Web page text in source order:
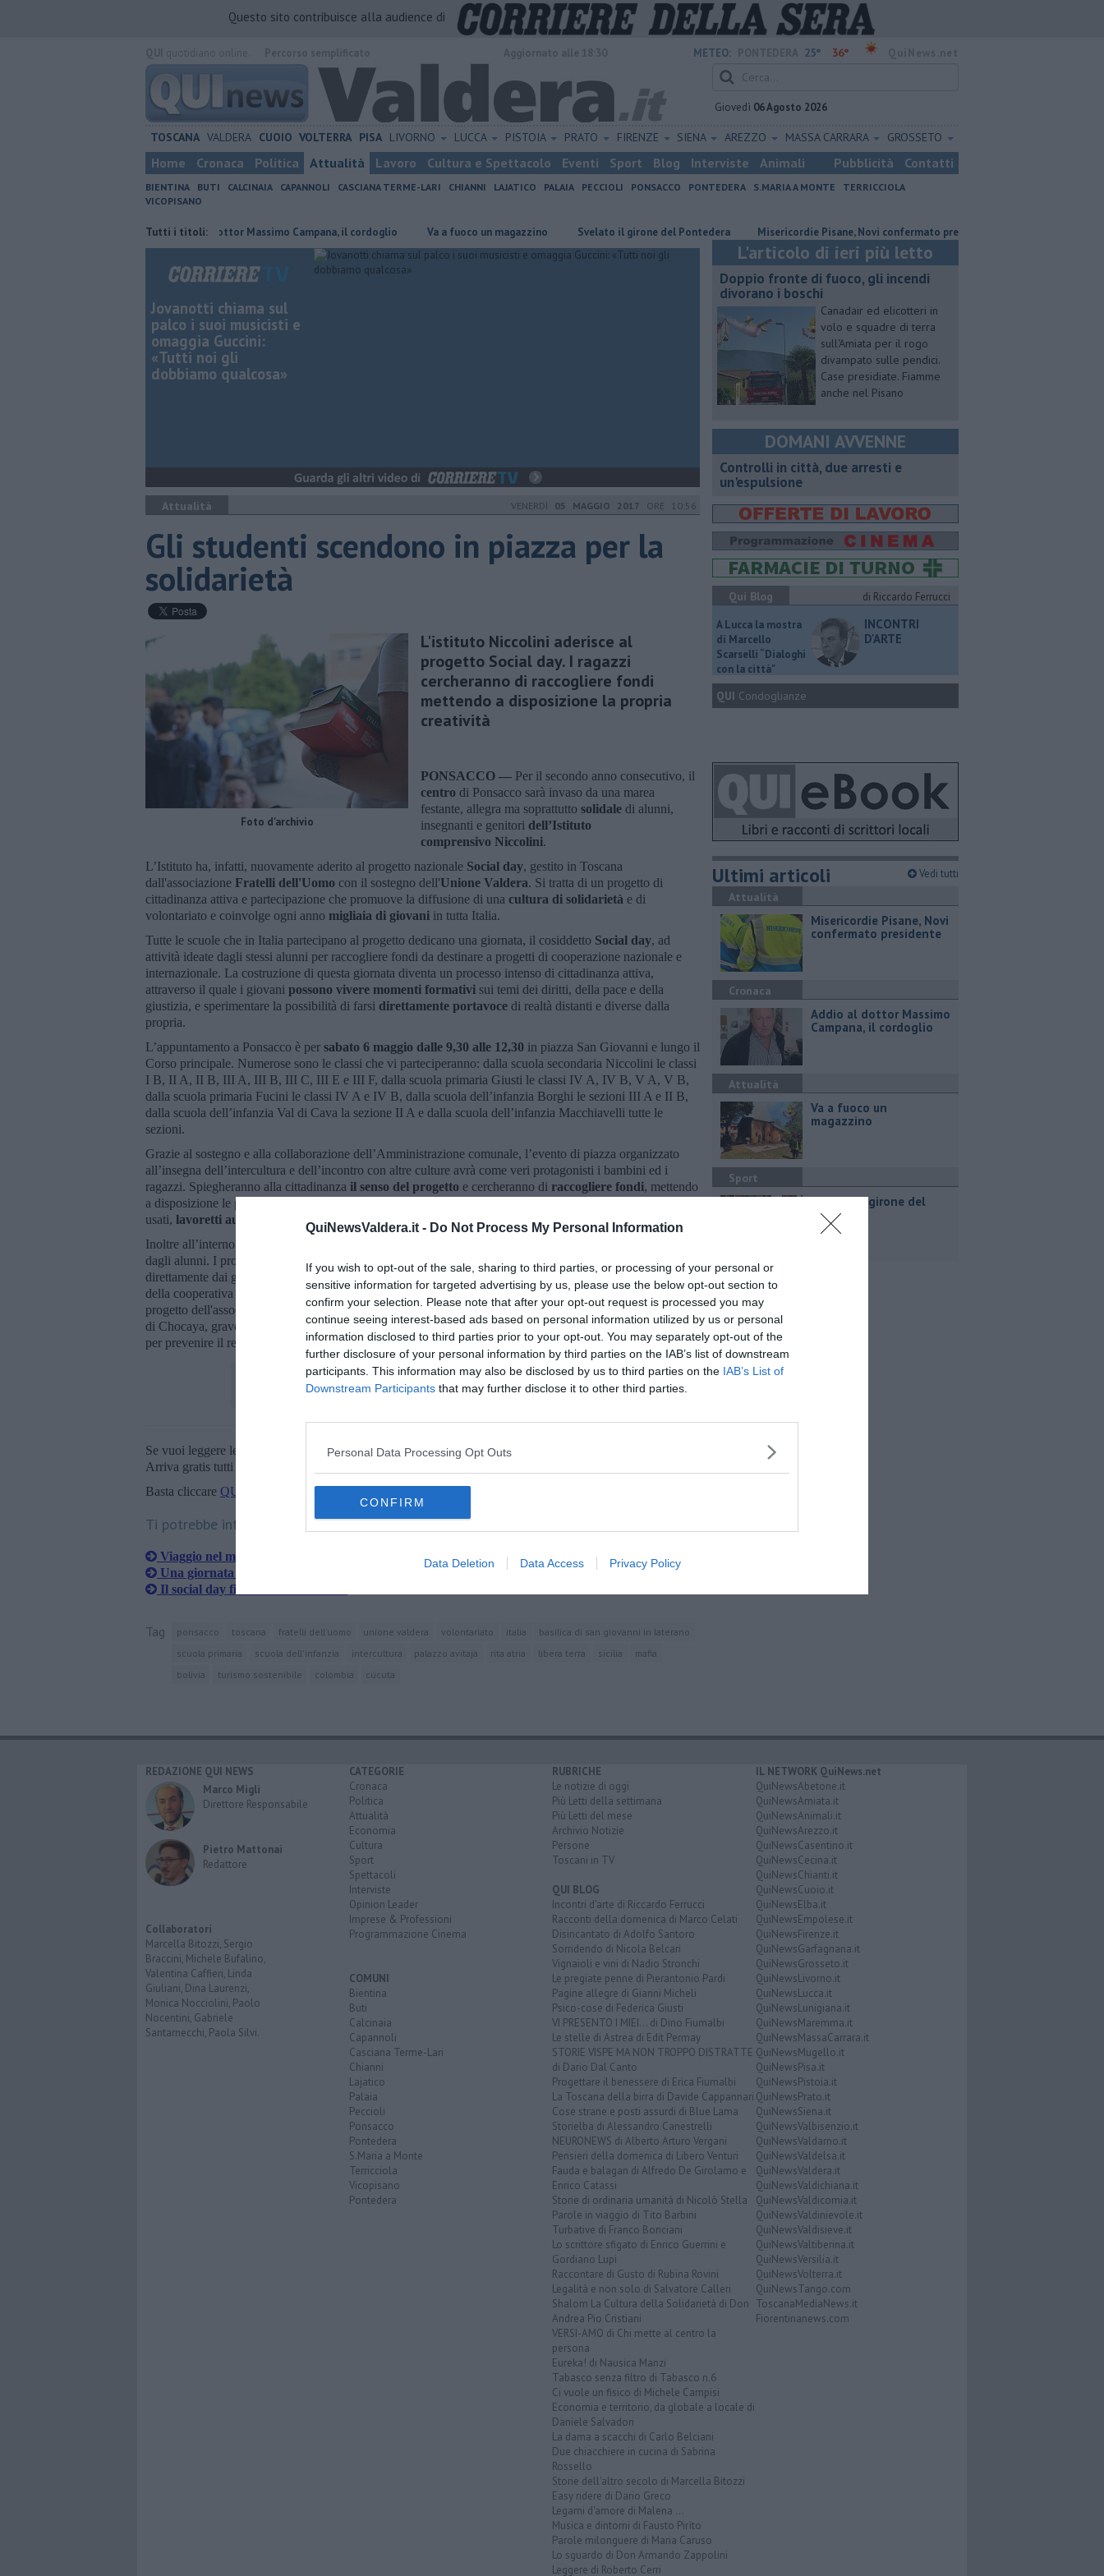
QuiNewsValdera.it - Do Not Process My Personal Information
If you wish to opt-out of the sale, sharing to third parties, or processing of your personal or
sensitive information for targeted advertising by us, please use the below opt-out section to
confirm your selection. Please note that after your opt-out request is processed you may
continue seeing interest-based ads based on personal information utilized by us or personal
information disclosed to third parties prior to your opt-out. You may separately opt-out of the
further disclosure of your personal information by third parties on the IAB’s list of downstream
participants. This information may also be disclosed by us to third parties on the IAB’s List of
Downstream Participants that may further disclose it to other third parties.
Personal Data Processing Opt Outs
CONFIRM
Data Deletion Data Access Privacy Policy
Questo sito contribuisce alla audience di
METEO: 25° 36°
Giovedì 06 Agosto 2026
TOSCANA VALDERA CUOIO VOLTERRA PISA LIVORNO LUCCA PISTOIA PRATO FIRENZE SIENA AREZZO MASSA CARRARA GROSSETO
Home Cronaca Politica Attualità Lavoro Cultura e Spettacolo Eventi Sport Blog Interviste Animali Pubblicità Contatti
BIENTINA BUTI CALCINAIA CAPANNOLI CASCIANA TERME-LARI CHIANNI LAJATICO PALAIA PECCIOLI PONSACCO PONTEDERA S.MARIA A MONTE
TERRICCIOLA
VICOPISANO
Tutti i titoli:
Addio al dottor Massimo Campana, il cordoglio Va a fuoco un magazzino Svelato il girone del Pontedera Misericordie Pisane, Novi confermato presidente
Jovanotti chiama sul
palco i suoi musicisti e
omaggia Guccini:
«Tutti noi gli
dobbiamo qualcosa»
Attualità VENERDÌ 05 MAGGIO 2017 ORE 10:56
Gli studenti scendono in piazza per la
solidarietà
Foto d'archivio
L'istituto Niccolini aderisce al
progetto Social day. I ragazzi
cercheranno di raccogliere fondi
mettendo a disposizione la propria
creatività
PONSACCO — Per il secondo anno consecutivo, il
centro di Ponsacco sarà invaso da una marea
festante, allegra ma soprattutto solidale di alunni,
insegnanti e genitori dell’Istituto
comprensivo Niccolini.
L’Istituto ha, infatti, nuovamente aderito al progetto nazionale Social day, gestito in Toscana
dall'associazione Fratelli dell'Uomo con il sostegno dell'Unione Valdera. Si tratta di un progetto di
cittadinanza attiva e partecipazione che promuove la diffusione di una cultura di solidarietà e di
volontariato e coinvolge ogni anno migliaia di giovani in tutta Italia.
Tutte le scuole che in Italia partecipano al progetto dedicano una giornata, il cosiddetto Social day, ad
attività ideate dagli stessi alunni per raccogliere fondi da destinare a progetti di cooperazione nazionale e
internazionale. La costruzione di questa giornata diventa un processo intenso di cittadinanza attiva,
attraverso il quale i giovani possono vivere momenti formativi sui temi dei diritti, della pace e della
giustizia, e sperimentare la possibilità di farsi direttamente portavoce di realtà distanti e diverse dalla
propria.
L’appuntamento a Ponsacco è per sabato 6 maggio dalle 9,30 alle 12,30 in piazza San Giovanni e lungo il
Corso principale. Numerose sono le classi che vi parteciperanno: dalla scuola secondaria Niccolini le classi
I B, II A, II B, III A, III B, III C, III E e III F, dalla scuola primaria Giusti le classi IV A, IV B, V A, V B,
dalla scuola primaria Fucini le classi IV A e IV B, dalla scuola dell’infanzia Borghi le sezioni III A e II B,
dalla scuola dell’infanzia Val di Cava la sezione II A e dalla scuola dell’infanzia Macchiavelli tutte le
sezioni.
Grazie al sostegno e alla collaborazione dell’Amministrazione comunale, l’evento di piazza organizzato
all’insegna dell’intercultura e dell’incontro con altre culture avrà come veri protagonisti i bambini ed i
ragazzi. Spiegheranno alla cittadinanza il senso del progetto e cercheranno di raccogliere fondi, mettendo
a disposizione le proprie competenze e la propria creatività. Ad offerta libera potrete trovare libri, giocattoli
usati, lavoretti autoprodotti
e così via.
Inoltre all’interno dell’atrio del palazzo comunale saranno esposti alcuni cartelloni preparati direttamente
dagli alunni. I progetti che verranno finanziati con la raccolta fondi per il Social day 2017 sono stati scelti
direttamente dai giovani che hanno partecipato lo scorso anno al percorso formativo e sono: il progetto
della cooperativa Rita Atria – Libera Terra in Sicilia per il recupero di terreni ed uliveti sottratti alla mafia; il
progetto dell'associazione Fratelli dell'Uomo in Bolivia per riavviare il turismo sostenibile nel parco Tunari
di Chocaya, gravemente danneggiato da un incendio, ed il progetto dell'associazione Nats per la Colombia
per prevenire il reclutamento armato forzato di minori nella città di Cucuta.
Se vuoi leggere le notizie principali della Toscana iscriviti allaNewsletter QUInews - ToscanaMedia.
Arriva gratis tutti i giorni alle 20:00 direttamente nella tua casella di posta.
Basta cliccare QUI
Ti potrebbe interessare anche:
Viaggio nel mondo delle giovani band toscane
Una giornata per combattere l'epilessia
Il social day finanzia la solidarietà
Tag ponsacco toscana fratelli dell'uomo unione valdera volontariato italia
basilica di san giovanni in laterano
scuola primaria
scuola dell'infanzia intercultura palazzo avitaja rita atria libera terra sicilia
mafia
bolivia
turismo sostenibile colombia cúcuta
L'articolo di ieri più letto
Doppio fronte di fuoco, gli incendi
divorano i boschi
Canadair ed elicotteri in
volo e squadre di terra
sull'Amiata per il rogo
divampato sulle pendici.
Case presidiate. Fiamme
anche nel Pisano
DOMANI AVVENNE
Controlli in città, due arresti e
un'espulsione
Qui Blog
di Riccardo Ferrucci
A Lucca la mostra
di Marcello
Scarselli “Dialoghi
con la città"
INCONTRI
D'ARTE
QUI Condoglianze
Ultimi articoli Vedi tutti
Attualità
Misericordie Pisane, Novi
confermato presidente
Cronaca
Addio al dottor Massimo
Campana, il cordoglio
Attualità
Va a fuoco un
magazzino
Sport
Svelato il girone del
Pontedera
REDAZIONE QUI NEWS
Marco Migli
Direttore Responsabile
Pietro Mattonai
Redattore
Collaboratori
Marcella Bitozzi, Sergio
Braccini, Michele Bufalino,
Valentina Caffieri, Linda
Giuliani, Dina Laurenzi,
Monica Nocciolini, Paolo
Nocentini, Gabriele
Santarnecchi, Paola Silvi.
CATEGORIE
Cronaca
Politica
Attualità
Economia
Cultura
Sport
Spettacoli
Interviste
Opinion Leader
Imprese & Professioni
Programmazione Cinema
COMUNI
Bientina
Buti
Calcinaia
Capannoli
Casciana Terme-Lari
Chianni
Lajatico
Palaia
Peccioli
Ponsacco
Pontedera
S.Maria a Monte
Terricciola
Vicopisano
Pontedera
RUBRICHE
Le notizie di oggi
Più Letti della settimana
Più Letti del mese
Archivio Notizie
Persone
Toscani in TV
QUI BLOG
Incontri d'arte di Riccardo Ferrucci
Racconti della domenica di Marco Celati
Disincantato di Adolfo Santoro
Sorridendo di Nicola Belcari
Vignaioli e vini di Nadio Stronchi
Le pregiate penne di Pierantonio Pardi
Pagine allegre di Gianni Micheli
Psico-cose di Federica Giusti
VI PRESENTO I MIEI... di Dino Fiumalbi
Le stelle di Astrea di Edit Permay
STORIE VISPE MA NON TROPPO DISTRATTE
di Dario Dal Canto
Progettare il benessere di Erica Fiumalbi
La Toscana della birra di Davide Cappannari
Cose strane e posti assurdi di Blue Lama
Storielba di Alessandro Canestrelli
NEURONEWS di Alberto Arturo Vergani
Pensieri della domenica di Libero Venturi
Fauda e balagan di Alfredo De Girolamo e
Enrico Catassi
Storie di ordinaria umanità di Nicolò Stella
Parole in viaggio di Tito Barbini
Turbative di Franco Bonciani
Lo scrittore sfigato di Enrico Guerrini e
Gordiano Lupi
Raccontare di Gusto di Rubina Rovini
Legalità e non solo di Salvatore Calleri
Shalom La Cultura della Solidarietà di Don
Andrea Pio Cristiani
VERSI-AMO di Chi mette al centro la
persona
Eureka! di Nausica Manzi
Tabasco senza filtro di Tabasco n.6
Ci vuole un fisico di Michele Campisi
Economia e territorio, da globale a locale di
Daniele Salvadori
La dama a scacchi di Carlo Belciani
Due chiacchiere in cucina di Sabrina
Rossello
Storie dell'altro secolo di Marcella Bitozzi
Easy ridere di Dario Greco
Legami d'amore di Malena ...
Musica e dintorni di Fausto Pirìto
Parole milonguere di Maria Caruso
Lo sguardo di Don Armando Zappolini
Leggere di Roberto Cerri
IL NETWORK QuiNews.net
QuiNewsAbetone.it
QuiNewsAmiata.it
QuiNewsAnimali.it
QuiNewsArezzo.it
QuiNewsCasentino.it
QuiNewsCecina.it
QuiNewsChianti.it
QuiNewsCuoio.it
QuiNewsElba.it
QuiNewsEmpolese.it
QuiNewsFirenze.it
QuiNewsGarfagnana.it
QuiNewsGrosseto.it
QuiNewsLivorno.it
QuiNewsLucca.it
QuiNewsLunigiana.it
QuiNewsMaremma.it
QuiNewsMassaCarrara.it
QuiNewsMugello.it
QuiNewsPisa.it
QuiNewsPistoia.it
QuiNewsPrato.it
QuiNewsSiena.it
QuiNewsValbisenzio.it
QuiNewsValdarno.it
QuiNewsValdelsa.it
QuiNewsValdera.it
QuiNewsValdichiana.it
QuiNewsValdicornia.it
QuiNewsValdinievole.it
QuiNewsValdisieve.it
QuiNewsValtiberina.it
QuiNewsVersilia.it
QuiNewsVolterra.it
QuiNewsTango.com
ToscanaMediaNews.it
Fiorentinanews.com